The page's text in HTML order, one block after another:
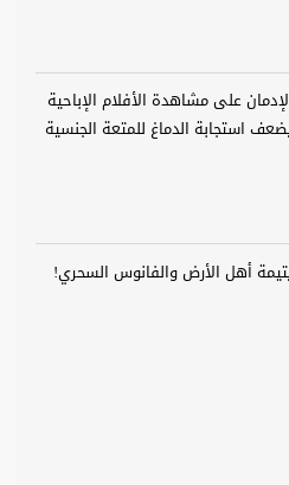
على مشاهدة الأفلام الإباحية
استجابة الدماغ للمتعة الجنسية
أهل الأرض والفانوس السحري!